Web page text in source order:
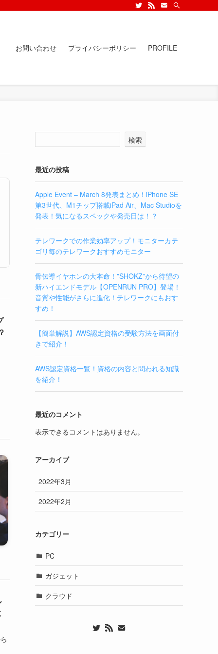
お問い合わせ プライバシーポリシー PROFILE
検索
最近の投稿
Apple Event – March 8発表まとめ！iPhone SE
第3世代、M1チップ搭載iPad Air、Mac Studioを
発表！気になるスペックや発売日は！？
テレワークでの作業効率アップ！モニターカテ
ゴリ毎のテレワークおすすめモニター
骨伝導イヤホンの大本命！”SHOKZ”から待望の
新ハイエンドモデル【OPENRUN PRO】登場！
音質や性能がさらに進化！テレワークにもおす
すめ！
【簡単解説】AWS認定資格の受験方法を画面付
きで紹介！
AWS認定資格一覧！資格の内容と問われる知識
を紹介！
最近のコメント
表示できるコメントはありません。
アーカイブ
2022年3月
2022年2月
カテゴリー
PC
ガジェット
クラウド